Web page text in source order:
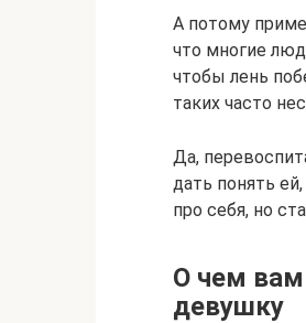
А потому
что многие
чтобы лень
таких часто
Да,
дать понять
про себя, но
О чем
девушку